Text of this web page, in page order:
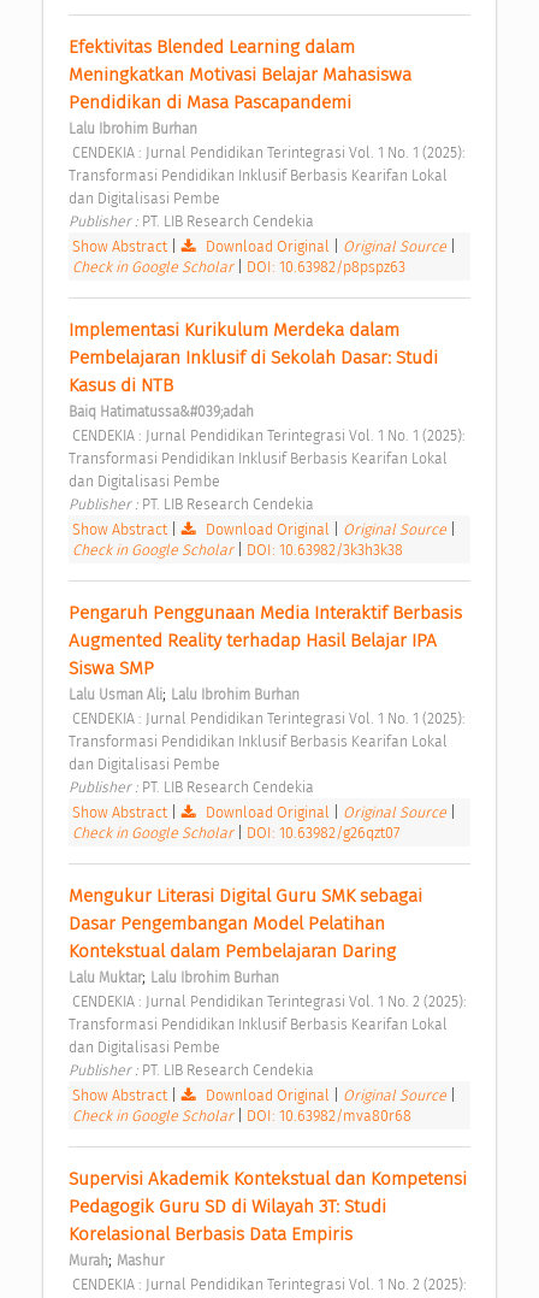
Efektivitas Blended Learning dalam
Meningkatkan Motivasi Belajar Mahasiswa
Pendidikan di Masa Pascapandemi
Lalu Ibrohim Burhan
Transformasi Pendidikan Inklusif Berbasis Kearifan Lokal
dan Digitalisasi Pembe
Publisher : PT. LIB Research Cendekia
Show Abstract| Download Original Original Source
Check in Google Scholar
DOI: 10.63982/p8pspz63
Implementasi Kurikulum Merdeka dalam
Pembelajaran Inklusif di Sekolah Dasar: Studi
Kasus di NTB
Baiq Hatimatussa&#039;adah
Transformasi Pendidikan Inklusif Berbasis Kearifan Lokal
dan Digitalisasi Pembe
Publisher : PT. LIB Research Cendekia
Show Abstract| Download Original Original Source
Check in Google Scholar
DOI: 10.63982/3k3h3k38
Pengaruh Penggunaan Media Interaktif Berbasis
Augmented Reality terhadap Hasil Belajar IPA
Siswa SMP
Lalu Usman Ali; Lalu Ibrohim Burhan
Transformasi Pendidikan Inklusif Berbasis Kearifan Lokal
dan Digitalisasi Pembe
Publisher : PT. LIB Research Cendekia
Show Abstract| Download Original Original Source
Check in Google Scholar
DOI: 10.63982/g26qzt07
Mengukur Literasi Digital Guru SMK sebagai
Dasar Pengembangan Model Pelatihan
Kontekstual dalam Pembelajaran Daring
Lalu Muktar; Lalu Ibrohim Burhan
Transformasi Pendidikan Inklusif Berbasis Kearifan Lokal
dan Digitalisasi Pembe
Publisher : PT. LIB Research Cendekia
Show Abstract| Download Original Original Source
Check in Google Scholar
DOI: 10.63982/mva80r68
Supervisi Akademik Kontekstual dan Kompetensi
Pedagogik Guru SD di Wilayah 3T: Studi
Korelasional Berbasis Data Empiris
Murah; Mashur